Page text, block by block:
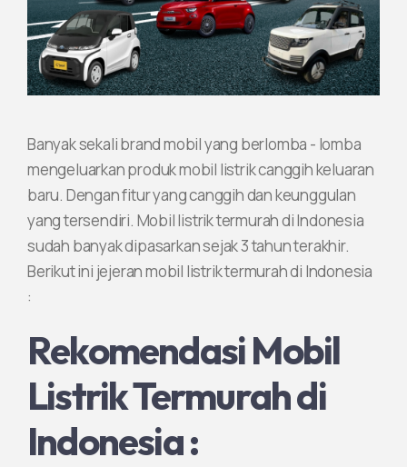
Banyak sekali brand mobil yang berlomba - lomba
mengeluarkan produk mobil listrik canggih keluaran
baru. Dengan fitur yang canggih dan keunggulan
yang tersendiri. Mobil listrik termurah di Indonesia
sudah banyak dipasarkan sejak 3 tahun terakhir.
Berikut ini jejeran mobil listrik termurah di Indonesia
:
Rekomendasi Mobil
Listrik Termurah di
Indonesia :